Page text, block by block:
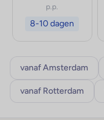
p.p.
8-10 dagen
vanaf Amsterdam
vanaf Rotterdam